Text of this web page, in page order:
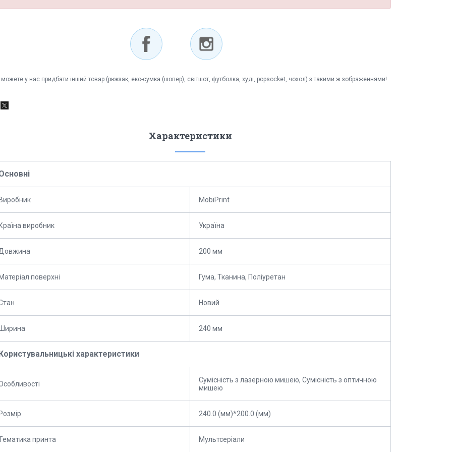
у нас придбати інший товар (рюкзак, еко-сумка (шопер), світшот, футболка, худі, popsocket, чохол) з такими ж зображеннями!
Характеристики
MobiPrint
виробник Україна
200 мм
поверхні Гума, Тканина, Поліуретан
Новий
240 мм
характеристики
Сумісність з лазерною мишею, Сумісність з оптичною
мишею
240.0 (мм)*200.0 (мм)
принта Мультсеріали